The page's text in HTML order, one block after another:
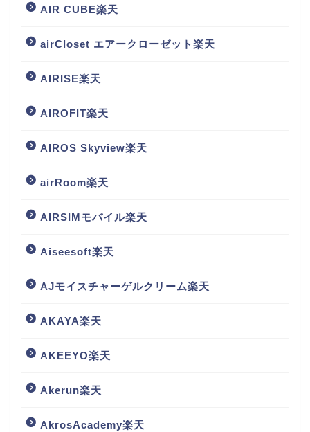
AIR CUBE楽天
airCloset エアークローゼット楽天
AIRISE楽天
AIROFIT楽天
AIROS Skyview楽天
airRoom楽天
AIRSIMモバイル楽天
Aiseesoft楽天
AJモイスチャーゲルクリーム楽天
AKAYA楽天
AKEEYO楽天
Akerun楽天
AkrosAcademy楽天